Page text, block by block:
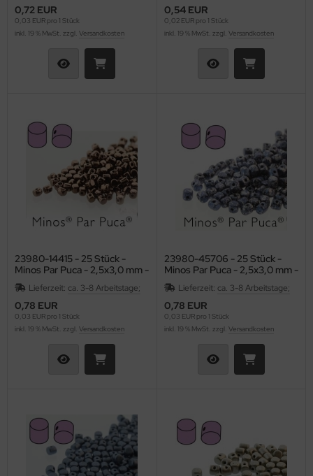
0,72 EUR
0,03 EUR pro 1 Stück
inkl. 19 % MwSt. zzgl. Versandkosten
0,54 EUR
0,02 EUR pro 1 Stück
inkl. 19 % MwSt. zzgl. Versandkosten
23980-14415 - 25 Stück -
Minos Par Puca - 2,5x3,0 mm -
Dk Bronze
Lieferzeit: ca. 3-8 Arbeitstage;
0,78 EUR
0,03 EUR pro 1 Stück
inkl. 19 % MwSt. zzgl. Versandkosten
23980-45706 - 25 Stück -
Minos Par Puca - 2,5x3,0 mm -
Tweedy Blue
Lieferzeit: ca. 3-8 Arbeitstage;
0,78 EUR
0,03 EUR pro 1 Stück
inkl. 19 % MwSt. zzgl. Versandkosten